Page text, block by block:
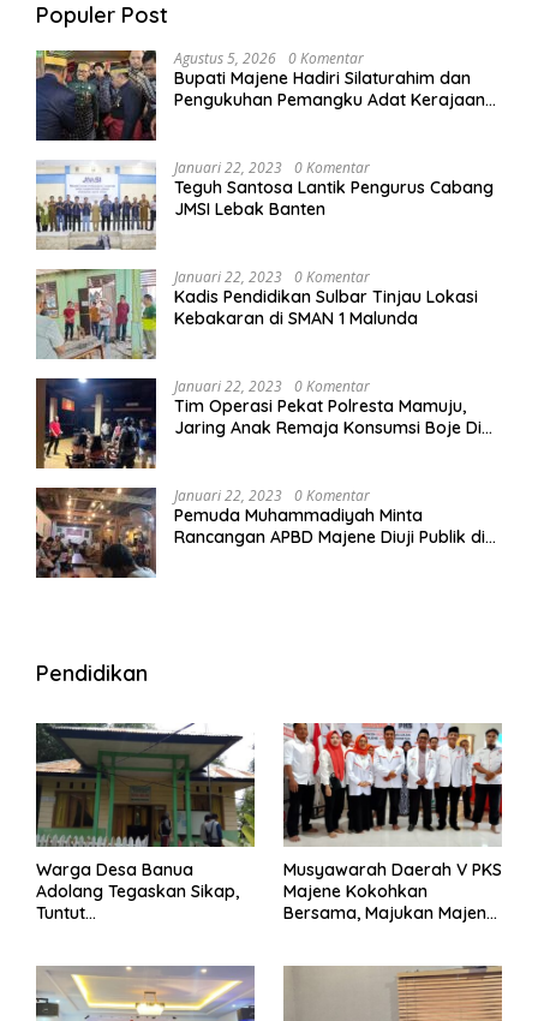
Populer Post
Agustus 5, 2026 0 Komentar
Bupati Majene Hadiri Silaturahim dan
Pengukuhan Pemangku Adat Kerajaan
Januari 22, 2023 0 Komentar
Teguh Santosa Lantik Pengurus Cabang
JMSI Lebak Banten
Januari 22, 2023 0 Komentar
Kadis Pendidikan Sulbar Tinjau Lokasi
Kebakaran di SMAN 1 Malunda
Januari 22, 2023 0 Komentar
Tim Operasi Pekat Polresta Mamuju,
Jaring Anak Remaja Konsumsi Boje Di
Januari 22, 2023 0 Komentar
Pemuda Muhammadiyah Minta
Rancangan APBD Majene Diuji Publik di
Pendidikan
Warga Desa Banua
Adolang Tegaskan Sikap,
Tuntut
Musyawarah Daerah V PKS
Majene Kokohkan
Bersama, Majukan Majene